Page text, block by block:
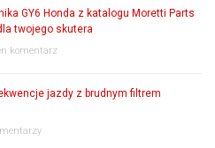
GY6 Honda z katalogu Moretti Parts
twojego skutera
komentarz
jazdy z brudnym filtrem